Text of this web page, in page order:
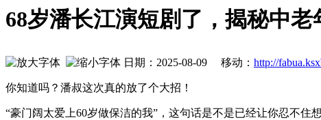
68岁潘长江演短剧了，揭秘中老
日期：2025-08-09 移动： http://
你知道吗？潘叔这次真的放了个大招！
“豪门阔太爱上60岁做保洁的我”，这句话是不是已经让你忍不住